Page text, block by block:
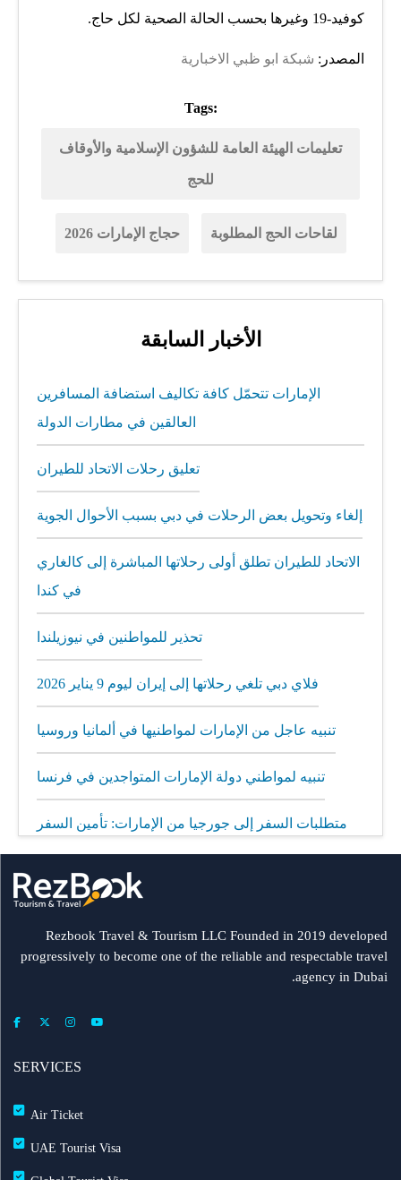
كوفيد-19 وغيرها بحسب الحالة الصحية لكل حاج.
المصدر: شبكة ابو ظبي الاخبارية
Tags:
تعليمات الهيئة العامة للشؤون الإسلامية والأوقاف
للحج
حجاج الإمارات 2026 لقاحات الحج المطلوبة
الأخبار السابقة
الإمارات تتحمّل كافة تكاليف استضافة المسافرين
العالقين في مطارات الدولة
تعليق رحلات الاتحاد للطيران
إلغاء وتحويل بعض الرحلات في دبي بسبب الأحوال الجوية
الاتحاد للطيران تطلق أولى رحلاتها المباشرة إلى كالغاري
في كندا
تحذير للمواطنين في نيوزيلندا
فلاي دبي تلغي رحلاتها إلى إيران ليوم 9 يناير 2026
تنبيه عاجل من الإمارات لمواطنيها في ألمانيا وروسيا
تنبيه لمواطني دولة الإمارات المتواجدين في فرنسا
متطلبات السفر إلى جورجيا من الإمارات: تأمين السفر
إلزامي
مطار الشارقة يطلق رحلات مباشرة إلى ميونيخ عبر
فلاي دبي: تأخير بعض الرحلات بسبب الأحوال الجوية
عرض طيران الإمارات إلى دبي | عشاء بحري وزيارة فنية
طيران الإمارات تشغّل رحلاتها إلى بغداد
Rezbook Travel & Tourism LLC Founded in 2019 developed
progressively to become one of the reliable and respectable travel
agency in Dubai.
SERVICES
Air Ticket
UAE Tourist Visa